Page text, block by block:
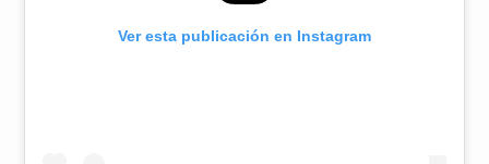
Ver esta publicación en Instagram